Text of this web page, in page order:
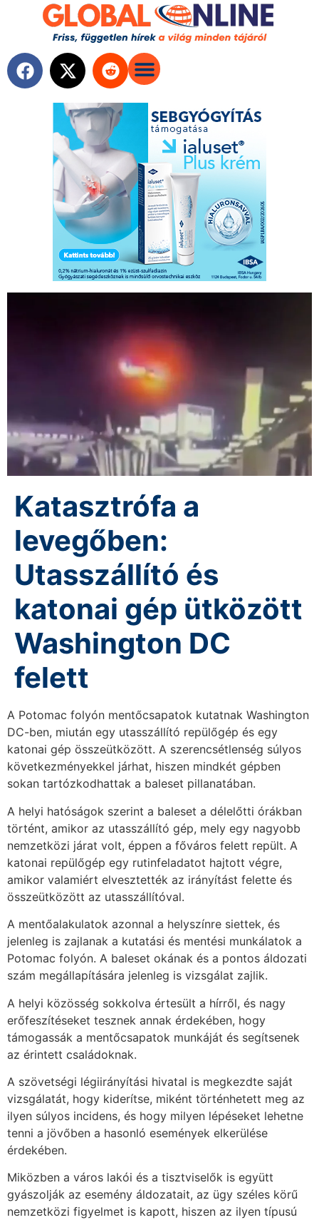
Katasztrófa a
levegőben:
Utasszállító és
katonai gép ütközött
Washington DC
felett
A Potomac folyón mentőcsapatok kutatnak Washington
DC-ben, miután egy utasszállító repülőgép és egy
katonai gép összeütközött. A szerencsétlenség súlyos
következményekkel járhat, hiszen mindkét gépben
sokan tartózkodhattak a baleset pillanatában.
A helyi hatóságok szerint a baleset a délelőtti órákban
történt, amikor az utasszállító gép, mely egy nagyobb
nemzetközi járat volt, éppen a főváros felett repült. A
katonai repülőgép egy rutinfeladatot hajtott végre,
amikor valamiért elvesztették az irányítást felette és
összeütközött az utasszállítóval.
A mentőalakulatok azonnal a helyszínre siettek, és
jelenleg is zajlanak a kutatási és mentési munkálatok a
Potomac folyón. A baleset okának és a pontos áldozati
szám megállapítására jelenleg is vizsgálat zajlik.
A helyi közösség sokkolva értesült a hírről, és nagy
erőfeszítéseket tesznek annak érdekében, hogy
támogassák a mentőcsapatok munkáját és segítsenek
az érintett családoknak.
A szövetségi légiirányítási hivatal is megkezdte saját
vizsgálatát, hogy kiderítse, miként történhetett meg az
ilyen súlyos incidens, és hogy milyen lépéseket lehetne
tenni a jövőben a hasonló események elkerülése
érdekében.
Miközben a város lakói és a tisztviselők is együtt
gyászolják az esemény áldozatait, az ügy széles körű
nemzetközi figyelmet is kapott, hiszen az ilyen típusú